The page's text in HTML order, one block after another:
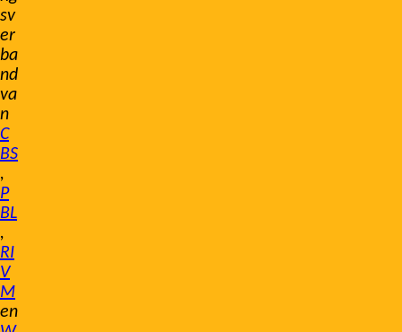
sv
er
ba
nd
va
n
C
BS
,
P
BL
,
RI
V
M
en